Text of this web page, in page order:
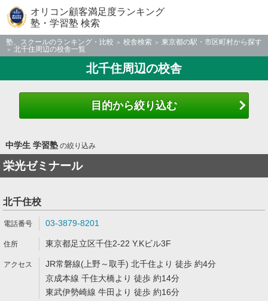
オリコン顧客満足度ランキング
塾・学習塾 検索
塾、スクールのランキング・比較 校舎検索
東京都の駅・市区町村から探す
北千住周辺の校舎一覧
北千住周辺の校舎
目的から絞り込む
中学生 学習塾の絞り込み
栄光ゼミナール
北千住校
03-3879-8201
東京都足立区千住2-22 Y.Kビル3F
JR常磐線(上野～取手) 北千住より 徒歩 約4分
京成本線 千住大橋より 徒歩 約14分
東武伊勢崎線 牛田より 徒歩 約16分